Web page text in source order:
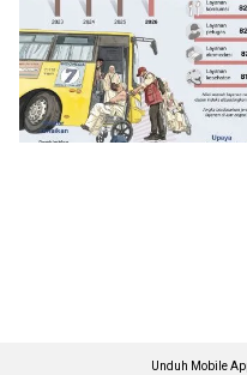
Unduh Mobile